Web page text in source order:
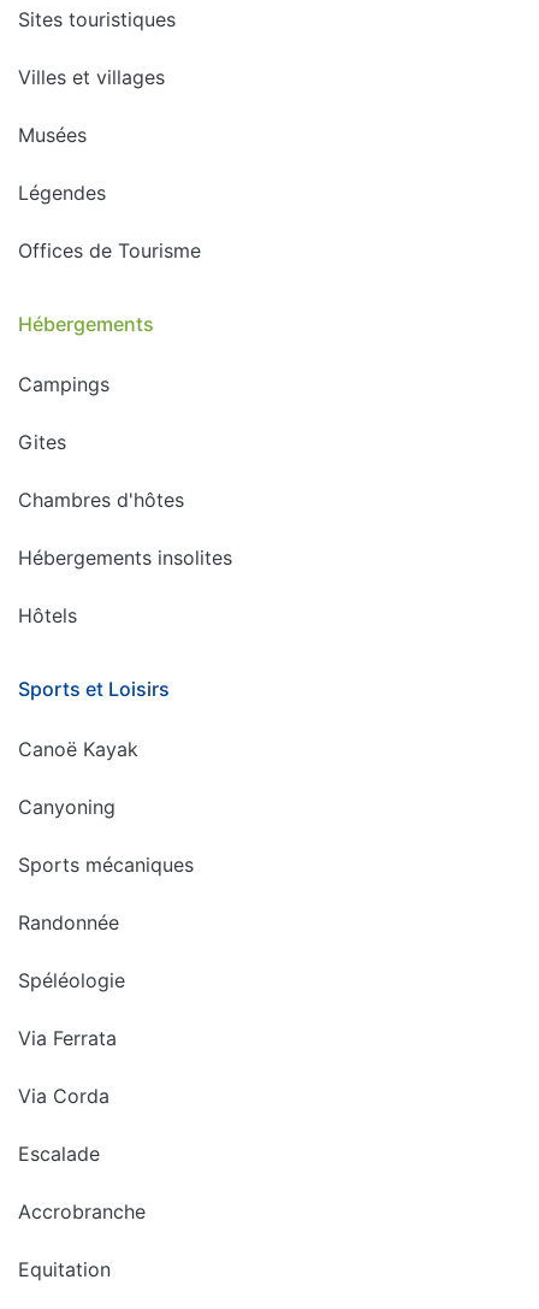
Sites touristiques
Villes et villages
Musées
Légendes
Offices de Tourisme
Hébergements
Campings
Gites
Chambres d'hôtes
Hébergements insolites
Hôtels
Sports et Loisirs
Canoë Kayak
Canyoning
Sports mécaniques
Randonnée
Spéléologie
Via Ferrata
Via Corda
Escalade
Accrobranche
Equitation